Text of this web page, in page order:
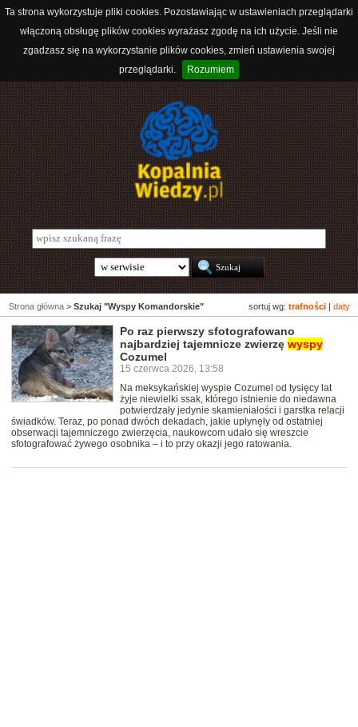
Ta strona wykorzystuje pliki cookies. Pozostawiając w ustawieniach przeglądarki
włączoną obsługę plików cookies wyrażasz zgodę na ich użycie. Jeśli nie
zgadzasz się na wykorzystanie plików cookies, zmień ustawienia swojej
przeglądarki.
Rozumiem
sortuj wg: trafności daty
Strona główna > Szukaj "Wyspy Komandorskie"
Po raz pierwszy sfotografowano
najbardziej tajemnicze zwierzę wyspy
Cozumel
15 czerwca 2026, 13:58
Na meksykańskiej wyspie Cozumel od tysięcy lat
żyje niewielki ssak, którego istnienie do niedawna
potwierdzały jedynie skamieniałości i garstka relacji
świadków. Teraz, po ponad dwóch dekadach, jakie upłynęły od ostatniej
obserwacji tajemniczego zwierzęcia, naukowcom udało się wreszcie
sfotografować żywego osobnika – i to przy okazji jego ratowania.